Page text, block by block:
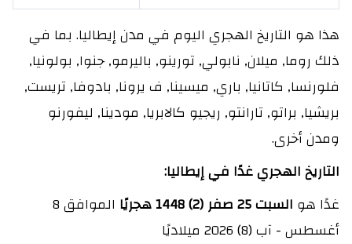
هذا هو التاريخ الهجري اليوم في مدن إيطاليا. بما في
ذلك روما, ميلان, نابولي, تورينو, باليرمو, جنوا, بولونيا,
فلورنسا, كاتانيا, باري, ميسينا, ف يرونا, بادوفا, تريست,
بريشيا, براتو, تارانتو, ريجيو كالابريا, مودينا, ليفورنو
ومدن أخرى.
التاريخ الهجري غدًا في إيطاليا:
غدًا هو السبت 25 صفر (2) 1448 هجريًا
الموافق 8
أغسطس - آب (8) 2026 ميلاديًا